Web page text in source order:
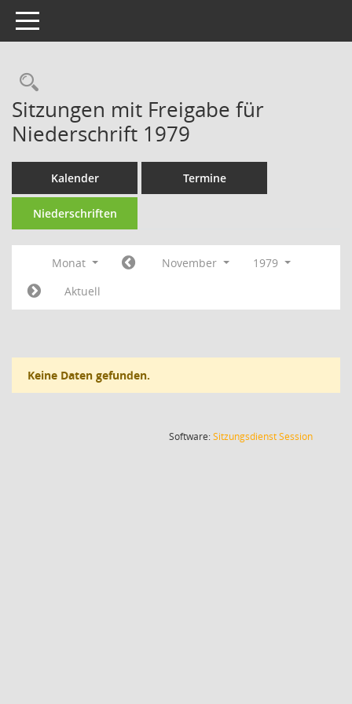
Toggle navigation
Rechercheauswahl
Sitzungen mit Freigabe für
Niederschrift 1979
Kalender Termine
Niederschriften
Monat November
1979
Aktuell
Keine Daten gefunden.
Software:SitzungsdienstSession(Wird in